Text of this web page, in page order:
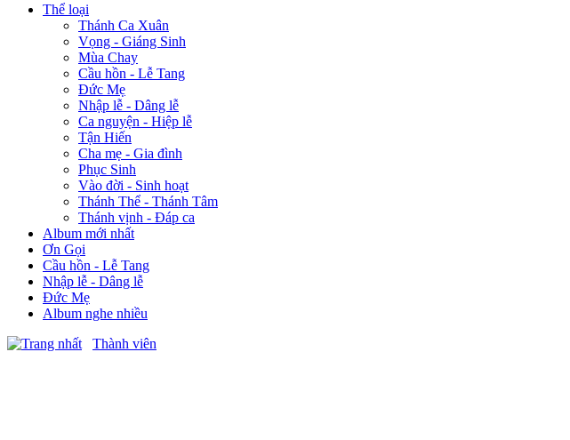
Thể loại
Thánh Ca Xuân
Vọng - Giáng Sinh
Mùa Chay
Cầu hồn - Lễ Tang
Đức Mẹ
Nhập lễ - Dâng lễ
Ca nguyện - Hiệp lễ
Tận Hiến
Cha mẹ - Gia đình
Phục Sinh
Vào đời - Sinh hoạt
Thánh Thể - Thánh Tâm
Thánh vịnh - Đáp ca
Album mới nhất
Ơn Gọi
Cầu hồn - Lễ Tang
Nhập lễ - Dâng lễ
Đức Mẹ
Album nghe nhiều
Thành viên